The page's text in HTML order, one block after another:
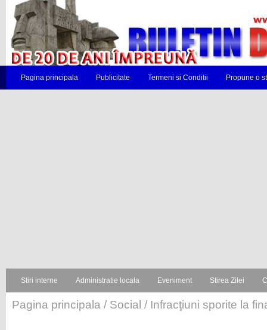
Pagina principala Publicitate Termeni si Conditii Propune o
Stiri interne Administratie locala Eveniment Stirea Zilei
Pagina principala / Social / Infracţiuni sporite la